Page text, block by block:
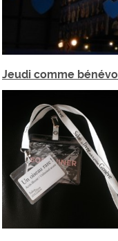
Jeudi comme